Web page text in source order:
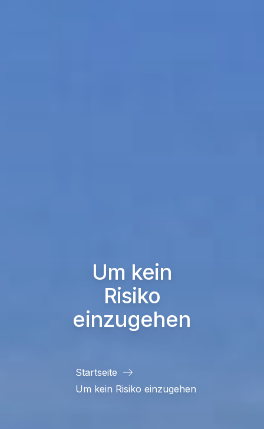
Um kein
Risiko
einzugehen
Startseite
Um kein Risiko einzugehen